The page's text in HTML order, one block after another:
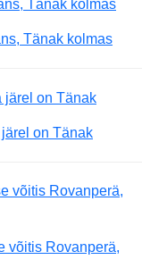
Tänak kolmas
on Tänak
võitis Rovanperä,